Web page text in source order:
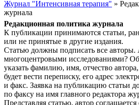
Журнал "Интенсивная терапия" »
журнала
Редакционная политика журнала
К публикации принимаются статьи,
или не принятые в другие издания.
Статью должны подписать все авторы.
многоцентровыми исследованиями?
указать фамилию, имя, отчество
будет вести переписку, его адрес
и факс. Заявка на публикацию статьи
по факсу на имя главного редактора
Представляя статью, автор